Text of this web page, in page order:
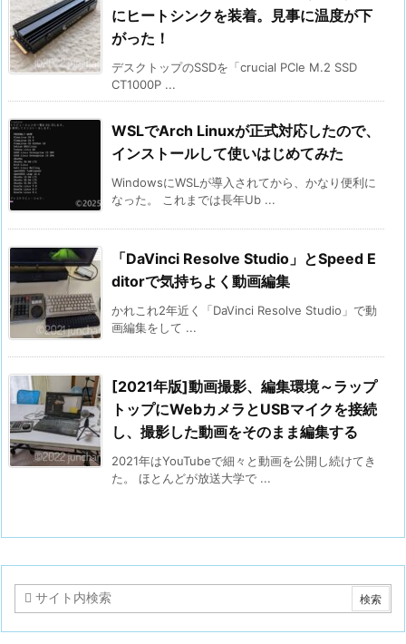
にヒートシンクを装着。見事に温度が下
がった！
デスクトップのSSDを「crucial PCIe M.2 SSD
CT1000P ...
WSLでArch Linuxが正式対応したので、
インストールして使いはじめてみた
WindowsにWSLが導入されてから、かなり便利に
なった。 これまでは長年Ub ...
「DaVinci Resolve Studio」とSpeed E
ditorで気持ちよく動画編集
かれこれ2年近く「DaVinci Resolve Studio」で動
画編集をして ...
[2021年版]動画撮影、編集環境～ラップ
トップにWebカメラとUSBマイクを接続
し、撮影した動画をそのまま編集する
2021年はYouTubeで細々と動画を公開し続けてき
た。 ほとんどが放送大学で ...